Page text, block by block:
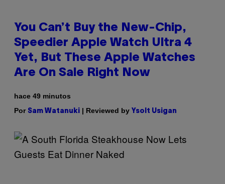
You Can’t Buy the New-Chip,
Speedier Apple Watch Ultra 4
Yet, But These Apple Watches
Are On Sale Right Now
hace 49 minutos
Por Sam Watanuki | Reviewed by Ysolt Usigan